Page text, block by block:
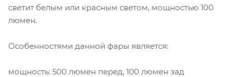
светит белым или красным светом, мощностью 100
люмен.
Особенностями данной фары является:
мощность: 500 люмен перед, 100 люмен зад